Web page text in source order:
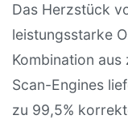
Das Herzstück
leistungsstarke
Kombination
Scan-Engines
zu 99,5%